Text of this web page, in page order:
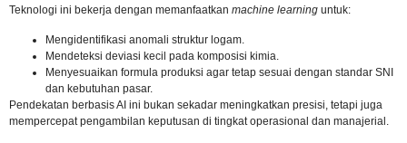
Teknologi ini bekerja dengan memanfaatkan machine learning untuk:
Mengidentifikasi anomali struktur logam.
Mendeteksi deviasi kecil pada komposisi kimia.
Menyesuaikan formula produksi agar tetap sesuai dengan standar SNI
dan kebutuhan pasar.
Pendekatan berbasis AI ini bukan sekadar meningkatkan presisi, tetapi juga
mempercepat pengambilan keputusan di tingkat operasional dan manajerial.